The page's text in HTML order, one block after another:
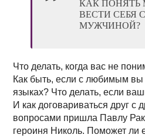
КАК ПОНЯТЬ
ВЕСТИ СЕБЯ
МУЖЧИНОЙ?
Что делать, когда вас не
Как быть, если с любимым вы
языках? Что делать, если
И как договариваться друг с
вопросами пришла Павлу
героиня Николь. Поможет ли